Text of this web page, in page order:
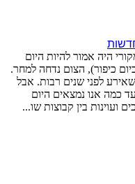
היה אמור להיות היום
כיפור), הצום נדחה למחר.
לפני שנים רבות. אבל
כמה אנו נמצאים היום
ועוינות בין קבוצות שו...